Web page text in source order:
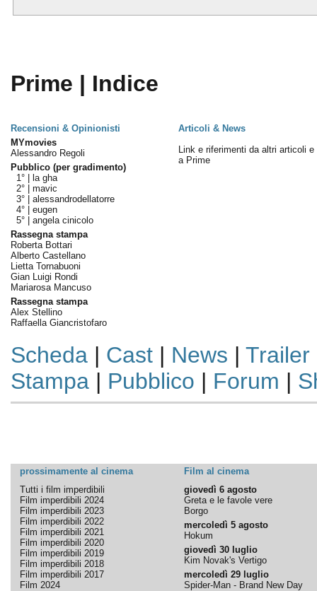
Prime | Indice
Recensioni & Opinionisti
Articoli & News
MYmovies
Alessandro Regoli
Pubblico (per gradimento)
1° |
la gha
2° | mavic
3° | alessandrodellatorre
4° | eugen
5° | angela cinicolo
Rassegna stampa
Roberta Bottari
Alberto Castellano
Lietta Tornabuoni
Gian Luigi Rondi
Mariarosa Mancuso
Rassegna stampa
Alex Stellino
Raffaella Giancristofaro
Link e riferimenti da altri articoli e
a Prime
Scheda| Cast| News | Trailer
Stampa| Pubblico | Forum |
prossimamente al cinema
Film al cinema
Tutti i film imperdibili
Film imperdibili 2024
Film imperdibili 2023
Film imperdibili 2022
Film imperdibili 2021
Film imperdibili 2020
Film imperdibili 2019
Film imperdibili 2018
Film imperdibili 2017
Film 2024
giovedì 6 agosto
Greta e le favole vere
Borgo
mercoledì 5 agosto
Hokum
giovedì 30 luglio
Kim Novak's Vertigo
mercoledì 29 luglio
Spider-Man - Brand New Day